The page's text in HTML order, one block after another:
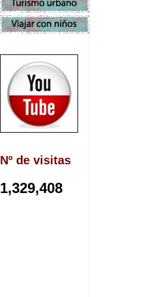
Nº de visitas
1,329,408